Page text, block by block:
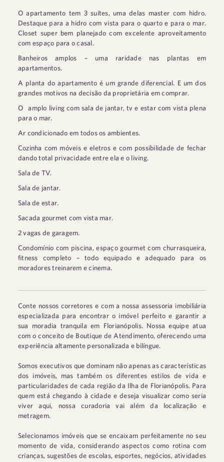
O apartamento tem 3 suítes, uma delas master com hidro.
Destaque para a hidro com vista para o quarto e para o mar.
Closet super bem planejado com excelente aproveitamento
com espaço para o casal.⠀
Banheiros amplos – uma raridade nas plantas em
apartamentos. ⠀
A planta do apartamento é um grande diferencial. E um dos
grandes motivos na decisão da proprietária em comprar.
O⠀amplo living com sala de jantar, tv e estar com vista plena
para o mar.⠀
Ar condicionado em todos os ambientes.⠀
Cozinha com móveis e eletros e com possibilidade de fechar
dando total privacidade entre ela e o living.⠀
Sala de TV. ⠀
Sala de jantar.⠀
Sala de estar. ⠀
Sacada gourmet com vista mar.⠀
2 vagas de garagem.⠀
Condomínio com piscina, espaço gourmet com churrasqueira,
fitness completo – todo equipado e adequado para os
moradores treinarem e cinema.⠀
Conte nossos corretores e com a nossa assessoria imobiliária
especializada para encontrar o imóvel perfeito e garantir a
sua moradia tranquila em Florianópolis. Nossa equipe atua
com o conceito de Boutique de Atendimento, oferecendo uma
experiência altamente personalizada e bilíngue.
Somos executivos que dominam não apenas as características
dos imóveis, mas também os diferentes estilos de vida e
particularidades de cada região da Ilha de Florianópolis. Para
quem está chegando à cidade e deseja visualizar como seria
viver aqui, nossa curadoria vai além da localização e
metragem.
Selecionamos imóveis que se encaixam perfeitamente no seu
momento de vida, considerando aspectos como rotina com
crianças, sugestões de escolas, esportes, negócios, atividades